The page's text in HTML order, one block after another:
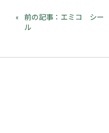
前の記事：エミコ シー
ル